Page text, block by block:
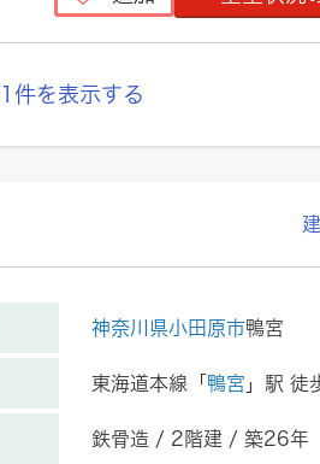
1 件を表示する
神奈川県小田原市鴨宮
東海道本線「 鴨宮 」駅 徒
鉄骨造 / 2階建 / 築26年